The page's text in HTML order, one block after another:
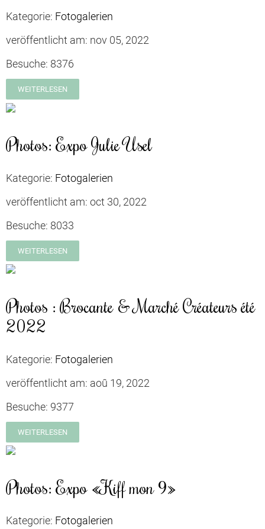
Kategorie: Fotogalerien
veröffentlicht am: nov 05, 2022
Besuche: 8376
WEITERLESEN
Photos: Expo Julie Usel
Kategorie: Fotogalerien
veröffentlicht am: oct 30, 2022
Besuche: 8033
WEITERLESEN
Photos : Brocante & Marché Créateurs été
2022
Kategorie: Fotogalerien
veröffentlicht am: aoû 19, 2022
Besuche: 9377
WEITERLESEN
Photos: Expo «Kiff mon 9»
Kategorie: Fotogalerien